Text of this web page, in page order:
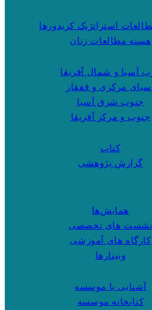
استراتژیک کریدورها
هسته مطالعات زنان
آسیا و شمال آفریقا
آسیای مرکزی و قفقاز
جنوب شرق آسیا
جنوب و مرکز آفریقا
کتاب
گزارش پژوهشی
همایش‌ها
نشست های تخصصی
کارگاه های آموزشی
وبینارها
آشنایی با موسسه
کتابخانه موسسه